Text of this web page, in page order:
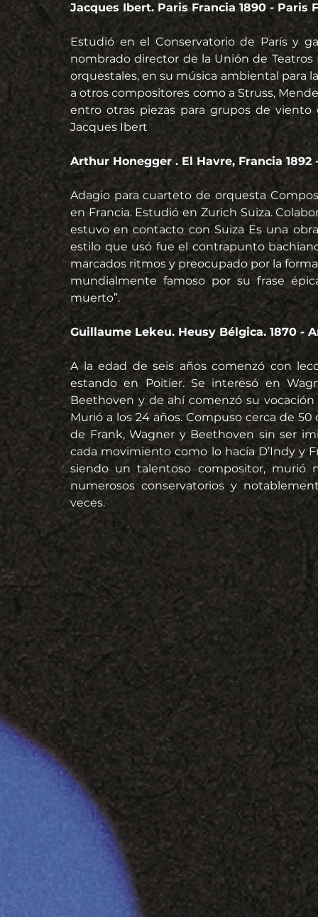
Jacques Ibert. Paris Francia 1890 - Paris
Estudió en el Conservatorio de París y
nombrado director de la Unión de
orquestales, en su música ambiental para
a otros compositores como a Struss,
entro otras piezas para grupos de
Jacques Ibert
Arthur Honegger . El Havre, Francia 1892
Adagio para cuarteto de orquesta
en Francia. Estudió en Zurich Suiza.
estuvo en contacto con Suiza Es una
estilo que usó fue el contrapunto
marcados ritmos y preocupado por la
mundialmente famoso por su frase
muerto”.
Guillaume Lekeu. Heusy Bélgica. 1870 -
A la edad de seis años comenzó con
estando en Poitier. Se interesó en
Beethoven y de ahí comenzó su
Murió a los 24 años. Compuso cerca de
de Frank, Wagner y Beethoven sin ser
cada movimiento como lo hacía D’Indy y
siendo un talentoso compositor, murió
numerosos conservatorios y
veces.